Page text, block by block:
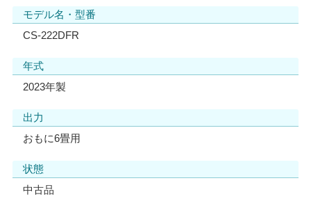
モデル名・型番
CS-222DFR
年式
2023年製
出力
おもに6畳用
状態
中古品